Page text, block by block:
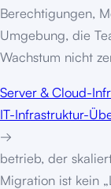
Berechtigungen,
Umgebung, die
Wachstum nicht
Server & Cloud-
IT-Infrastruktur-
→
betrieb, der
Migration ist kein